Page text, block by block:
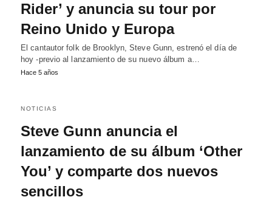
Rider’ y anuncia su tour por
Reino Unido y Europa
El cantautor folk de Brooklyn, Steve Gunn, estrenó el día de
hoy -previo al lanzamiento de su nuevo álbum a…
Hace 5 años
NOTICIAS
Steve Gunn anuncia el
lanzamiento de su álbum ‘Other
You’ y comparte dos nuevos
sencillos